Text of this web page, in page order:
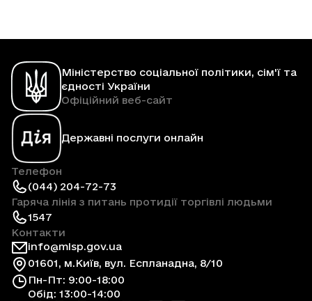
Міністерство соціальної політики, сім'ї та
єдності України
Офіційний веб-сайт
Державні послуги онлайн
Телефон
(044) 204-72-73
Гаряча лінія з питань протидії торгівлі людьми
1547
Контакти
info@mlsp.gov.ua
01601, м.Київ, вул. Еспланадна, 8/10
Пн-Пт: 9:00-18:00
Обід: 13:00-14:00